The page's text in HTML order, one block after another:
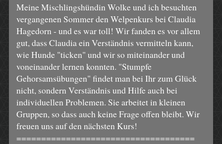
Meine Mischlingshündin Wolke und ich besuchten
vergangenen Sommer den Welpenkurs bei Claudia
Hagedorn - und es war toll! Wir fanden es vor allem
gut, dass Claudia ein Verständnis vermitteln kann,
wie Hunde "ticken" und wir so miteinander und
voneinander lernen konnten. "Stumpfe
Gehorsamsübungen" findet man bei Ihr zum Glück
nicht, sondern Verständnis und Hilfe auch bei
individuellen Problemen. Sie arbeitet in kleinen
Gruppen, so dass auch keine Frage offen bleibt. Wir
freuen uns auf den nächsten Kurs!
====================================